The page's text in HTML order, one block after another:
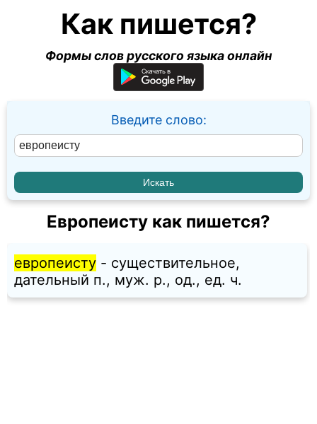
Как пишется?
Формы слов русского языка онлайн
Введите слово:
Европеисту как пишется?
европеисту - существительное,
дательный п., муж. p., од., ед. ч.